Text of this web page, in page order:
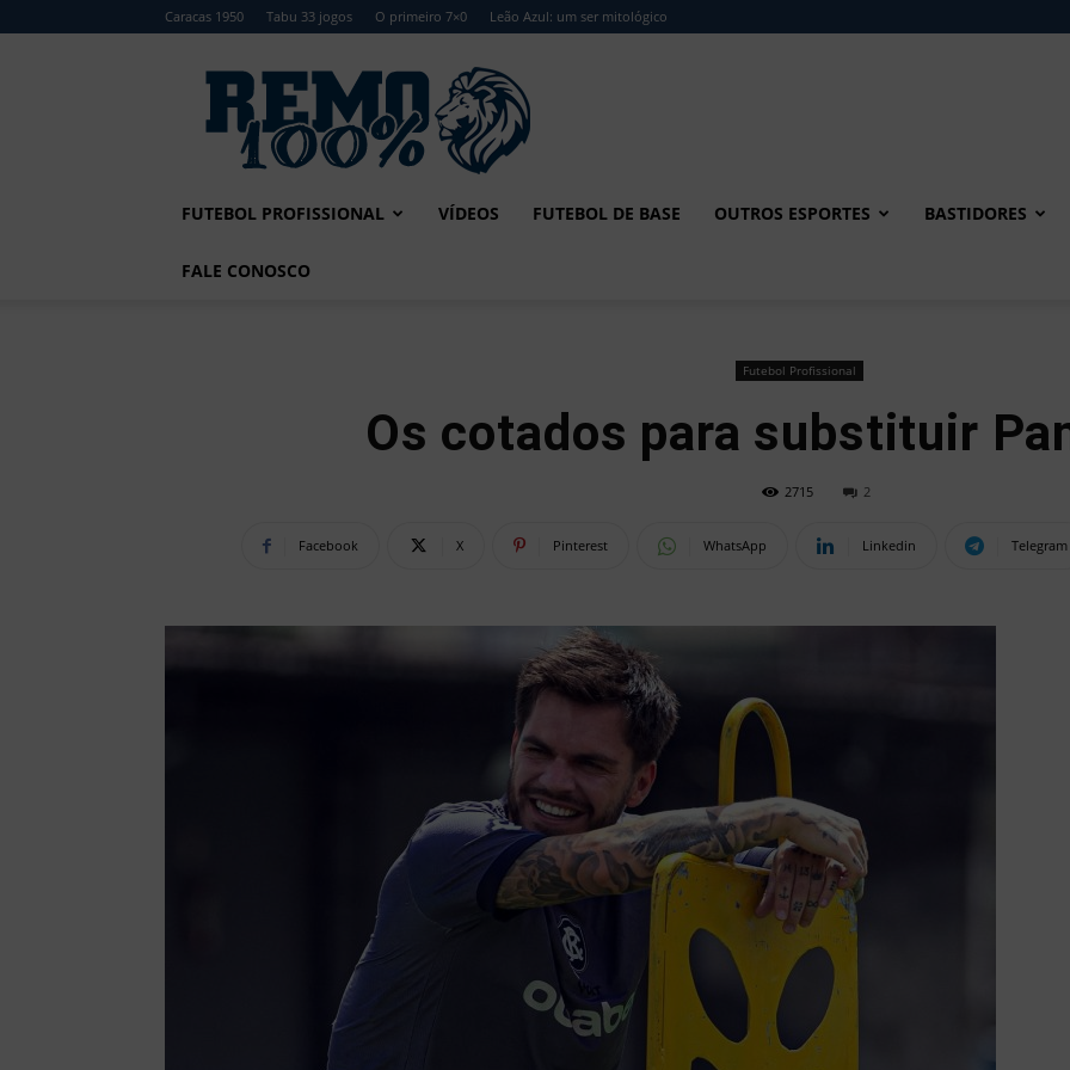
Caracas 1950 Tabu 33 jogos O primeiro 7×0 Leão Azul: um ser mitológico
Remo
FUTEBOL PROFISSIONAL VÍDEOS FUTEBOL DE BASE OUTROS ESPORTES BASTIDORES
FALE CONOSCO
Futebol Profissional
Os cotados para substituir
2715 2
Facebook X Pinterest WhatsApp Linkedin Telegram